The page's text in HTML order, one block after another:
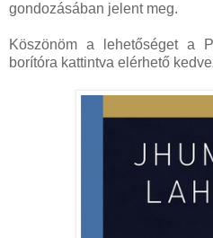
gondozásában jelent meg.
Köszönöm a lehetőséget a
borítóra kattintva elérhető